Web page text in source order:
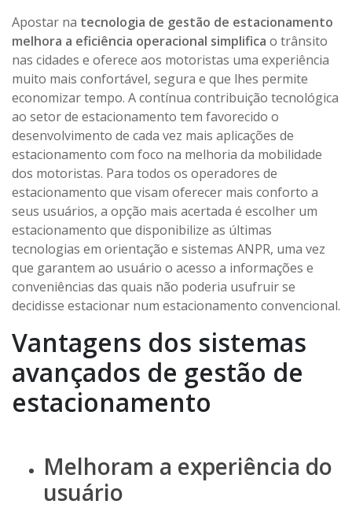
Apostar na tecnologia de gestão de estacionamento
melhora a eficiência operacional simplifica o trânsito
nas cidades e oferece aos motoristas uma experiência
muito mais confortável, segura e que lhes permite
economizar tempo. A contínua contribuição tecnológica
ao setor de estacionamento tem favorecido o
desenvolvimento de cada vez mais aplicações de
estacionamento com foco na melhoria da mobilidade
dos motoristas. Para todos os operadores de
estacionamento que visam oferecer mais conforto a
seus usuários, a opção mais acertada é escolher um
estacionamento que disponibilize as últimas
tecnologias em orientação e sistemas ANPR, uma vez
que garantem ao usuário o acesso a informações e
conveniências das quais não poderia usufruir se
decidisse estacionar num estacionamento convencional.
Vantagens dos sistemas
avançados de gestão de
estacionamento
Melhoram a experiência do
usuário